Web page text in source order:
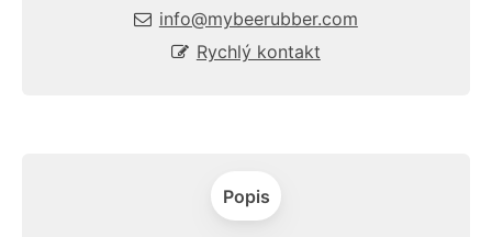
info@mybeerubber.com
Rychlý kontakt
Popis